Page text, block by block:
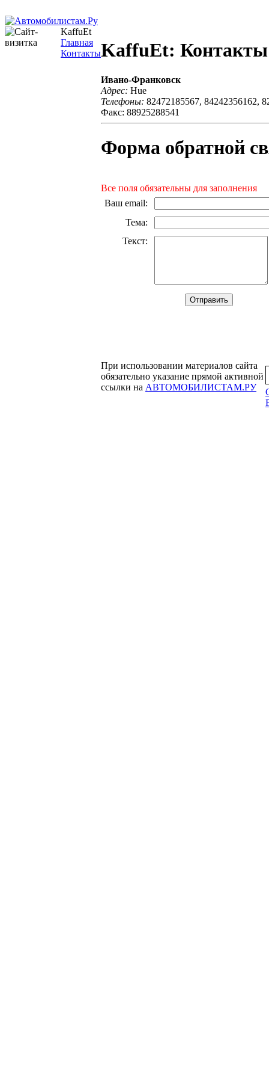
KaffuEt
Главная
КонтактыKaffuEt: Контакты
Ивано-Франковск
Адрес: Hue
Телефоны: 82472185567, 84242356162,
Факс: 88925288541
Форма обратной
Все поля обязательны для заполнения
Ваш email:
Тема:
Текст:
При использовании материалов сайта
обязательно указание прямой активной
ссылки на АВТОМОБИЛИСТАМ.РУ